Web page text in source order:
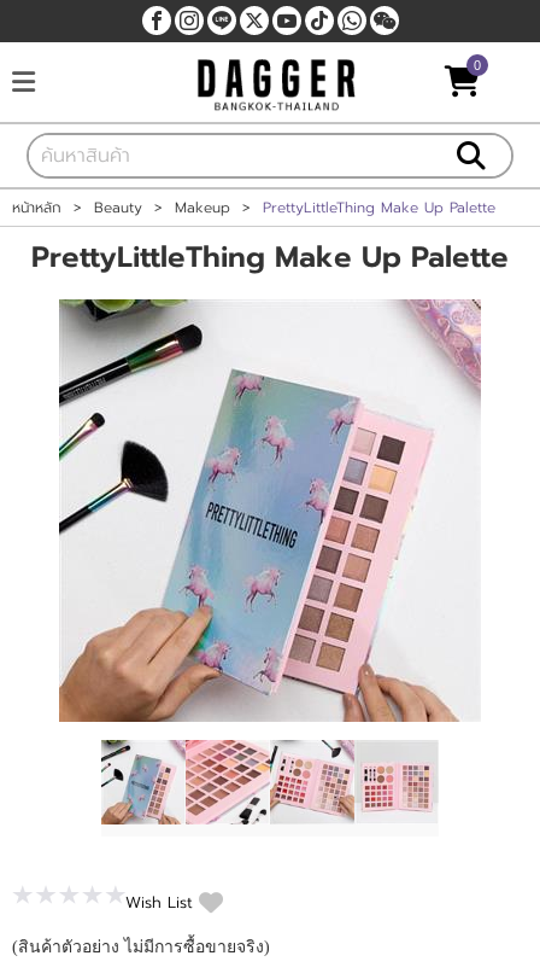
สมัครสมาชิก
สินค้าที่สนใจ ( 0 )
หน้าหลัก
สินค้า
แบรนด์
แผนกสินค้า
บัญชีผู้ใช้
ขั้นตอนการสั่งซื้อ
แจ้งชำระเงิน
ข่าวสาร
0
หน้าหลัก > Beauty > Makeup > PrettyLittleThing Make Up Palette
PrettyLittleThing Make Up Palette
Wish List
(สินค้าตัวอย่าง ไม่มีการซื้อขายจริง)